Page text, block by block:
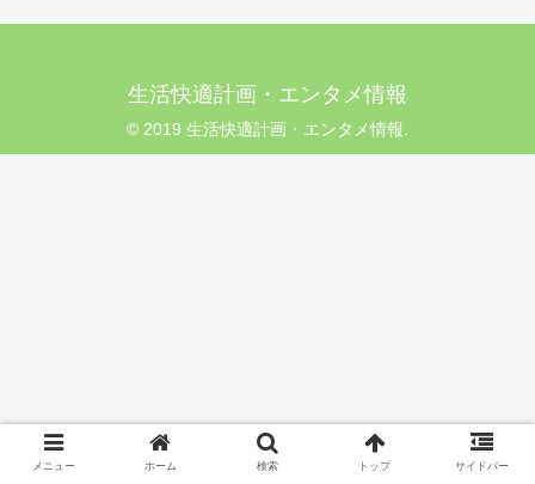
生活快適計画・エンタメ情報
© 2019 生活快適計画・エンタメ情報.
メニュー ホーム 検索 トップ サイドバー